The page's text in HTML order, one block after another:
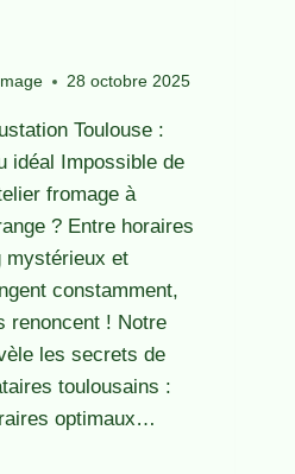
28 octobre 2025
Toulouse :
idéal Impossible de
fromage à
? Entre horaires
mystérieux et
constamment,
renoncent ! Notre
les secrets de
toulousains :
optimaux…